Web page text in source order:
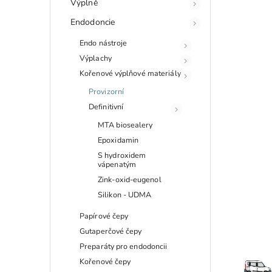
Výplně
Endodoncie
Endo nástroje
Výplachy
Kořenové výplňové materiály
Provizorní
Definitivní
MTA biosealery
Epoxidamin
S hydroxidem
vápenatým
Zink-oxid-eugenol
Silikon - UDMA
Papírové čepy
Gutaperčové čepy
Preparáty pro endodoncii
Kořenové čepy